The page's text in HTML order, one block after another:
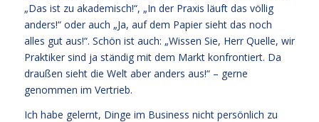
„Das ist zu akademisch!“, „In der Praxis läuft das völlig
anders!“ oder auch „Ja, auf dem Papier sieht das noch
alles gut aus!“. Schön ist auch: „Wissen Sie, Herr Quelle, wir
Praktiker sind ja ständig mit dem Markt konfrontiert. Da
draußen sieht die Welt aber anders aus!“ – gerne
genommen im Vertrieb.
Ich habe gelernt, Dinge im Business nicht persönlich zu